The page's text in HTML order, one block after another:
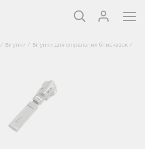
/ Бігунки / Бігунки для спіральних блискавок /